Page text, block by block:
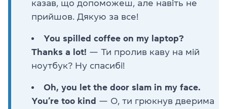
казав, що допоможеш, але навіть не
прийшов. Дякую за все!
You spilled coffee on my laptop?
Thanks a lot! — Ти пролив каву на мій
ноутбук? Ну спасибі!
Oh, you let the door slam in my face.
You’re too kind — О, ти грюкнув дверима